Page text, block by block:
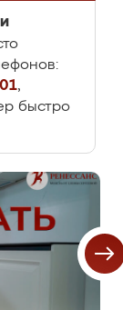
,
быстро